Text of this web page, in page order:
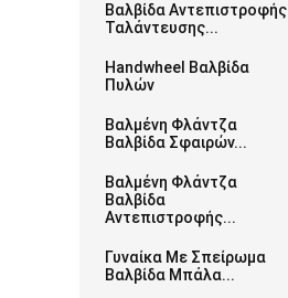
Βαλβίδα Αντεπιστροφής
Ταλάντευσης...
Handwheel Βαλβίδα
Πυλών
Βαλμένη Φλάντζα
Βαλβίδα Σφαιρών...
Βαλμένη Φλάντζα
Βαλβίδα
Αντεπιστροφής...
Γυναίκα Με Σπείρωμα
Βαλβίδα Μπάλα...